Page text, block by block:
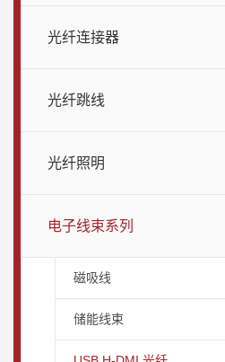
光纤连接器
光纤跳线
光纤照明
电子线束系列
磁吸线
储能线束